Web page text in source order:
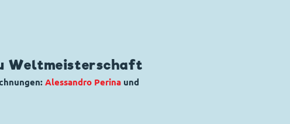
Weltmeisterschaft
Alessandro Perinaund